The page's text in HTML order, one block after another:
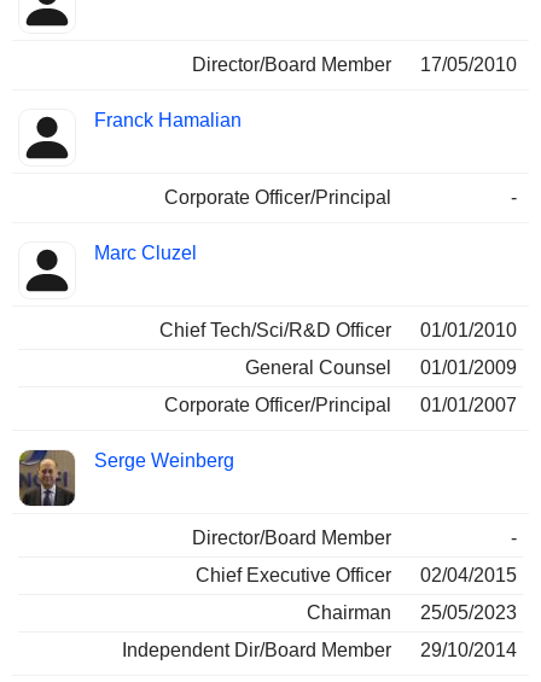
Director/Board Member 17/05/2010
Franck Hamalian
Corporate Officer/Principal -
Marc Cluzel
Chief Tech/Sci/R&D Officer
01/01/2010
General Counsel
01/01/2009
Corporate Officer/Principal
01/01/2007
Serge Weinberg
Director/Board Member
-
Chief Executive Officer
02/04/2015
Chairman
25/05/2023
Independent Dir/Board Member
29/10/2014